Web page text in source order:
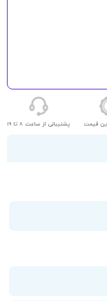
قیمت پشتیبانی از ساعت 8 تا 19